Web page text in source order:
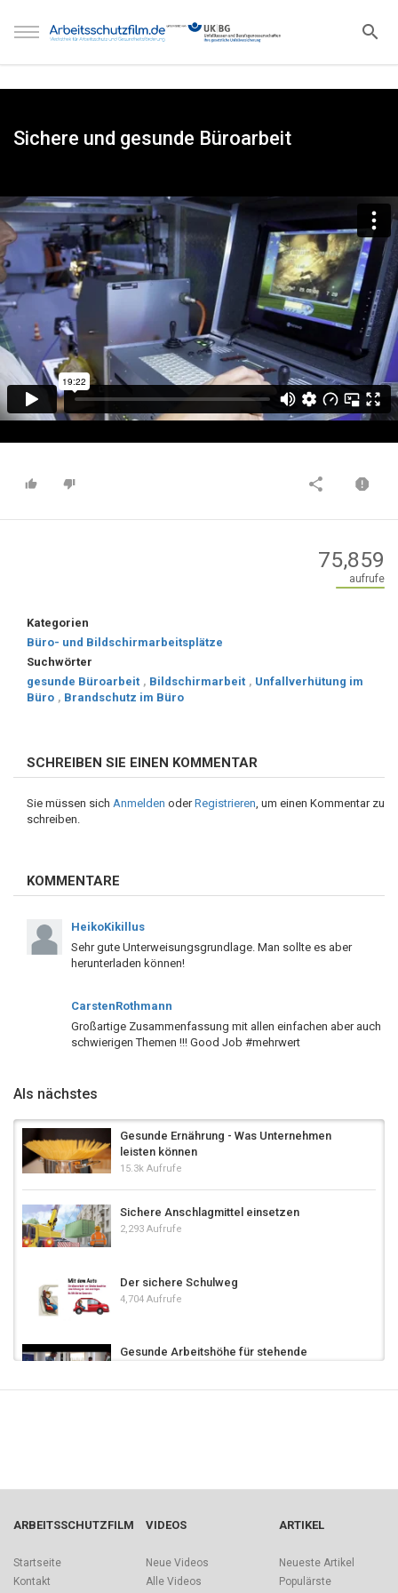
Sichere und gesunde Büroarbeit
75,859
aufrufe
Kategorien
Büro- und Bildschirmarbeitsplätze
Suchwörter
gesunde Büroarbeit , Bildschirmarbeit , Unfallverhütung im
Büro , Brandschutz im Büro
SCHREIBEN SIE EINEN KOMMENTAR
Sie müssen sich Anmelden oderRegistrieren , um einen Kommentar zu
schreiben.
KOMMENTARE
HeikoKikillus
Sehr gute Unterweisungsgrundlage. Man sollte es aber
herunterladen können!
CarstenRothmann
Großartige Zusammenfassung mit allen einfachen aber auch
schwierigen Themen !!! Good Job #mehrwert
Als nächstes
Gesunde Ernährung - Was Unternehmen
leisten können
15.3k Aufrufe
Sichere Anschlagmittel einsetzen
2,293 Aufrufe
Der sichere Schulweg
4,704 Aufrufe
Gesunde Arbeitshöhe für stehende
02:33
Wie gelingt gesunde Ernährung auf der
2,177 Aufrufe
Sichere und gesunde Küchenarbeit
42.1k Aufrufe
ARBEITSSCHUTZFILM
Startseite
Kontakt
VIDEOS
Neue Videos
Alle Videos
ARTIKEL
Neueste Artikel
Populärste